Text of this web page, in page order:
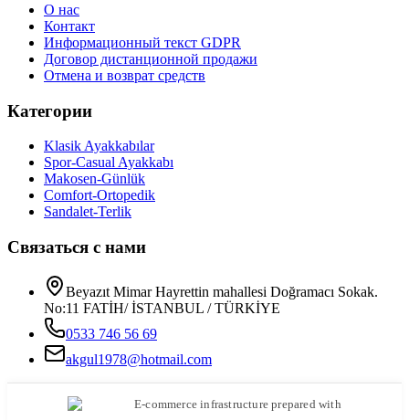
О нас
Контакт
Информационный текст GDPR
Договор дистанционной продажи
Отмена и возврат средств
Категории
Klasik Ayakkabılar
Spor-Casual Ayakkabı
Makosen-Günlük
Comfort-Ortopedik
Sandalet-Terlik
Связаться с нами
Beyazıt Mimar Hayrettin mahallesi Doğramacı Sokak.
No:11 FATİH/ İSTANBUL / TÜRKİYE
0533 746 56 69
akgul1978@hotmail.com
E-commerce infrastructure prepared with